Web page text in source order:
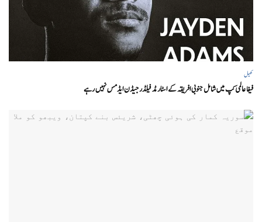
کھیل
فیفا عالمی کپ میں شامل جنوبی افریقہ کے اسٹار مڈ فیلڈر جیڈن ایڈمس نہیں رہے